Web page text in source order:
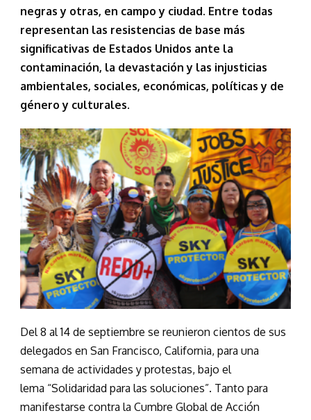
negras y otras, en campo y ciudad. Entre todas
representan las resistencias de base más
significativas de Estados Unidos ante la
contaminación, la devastación y las injusticias
ambientales, sociales, económicas, políticas y de
género y culturales.
Del 8 al 14 de septiembre se reunieron cientos de sus
delegados en San Francisco, California, para una
semana de actividades y protestas, bajo el
lema “Solidaridad para las soluciones”. Tanto para
manifestarse contra la Cumbre Global de Acción